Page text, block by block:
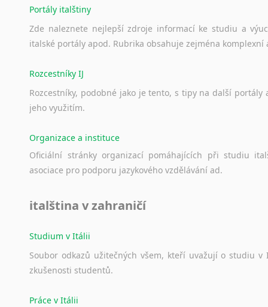
Portály italštiny
Zde naleznete nejlepší zdroje informací ke studiu a
italské portály apod. Rubrika obsahuje zejména komplexní
Rozcestníky IJ
Rozcestníky, podobné jako je tento, s tipy na další portály
jeho využitím.
Organizace a instituce
Oficiální stránky organizací pomáhajících při studiu
asociace pro podporu jazykového vzdělávání ad.
italština v zahraničí
Studium v Itálii
Soubor odkazů užitečných všem, kteří uvažují o studiu v
zkušenosti studentů.
Práce v Itálii